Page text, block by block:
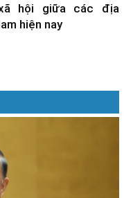
hội giữa các địa
hiện nay